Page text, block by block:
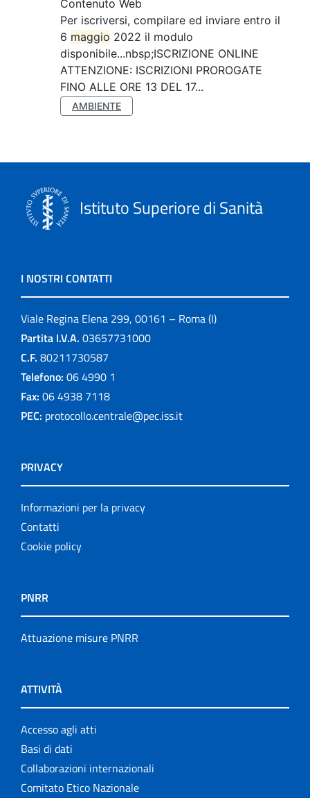
Contenuto Web
Per iscriversi, compilare ed inviare entro il
6 maggio 2022 il modulo
disponibile...nbsp;ISCRIZIONE ONLINE
ATTENZIONE: ISCRIZIONI PROROGATE
FINO ALLE ORE 13 DEL 17...
AMBIENTE
Istituto Superiore di Sanità
I NOSTRI CONTATTI
Viale Regina Elena 299, 00161 – Roma (I)
Partita I.V.A. 03657731000
C.F. 80211730587
Telefono: 06 4990 1
Fax: 06 4938 7118
PEC: protocollo.centrale@pec.iss.it
PRIVACY
Informazioni per la privacy
Contatti
Cookie policy
PNRR
Attuazione misure PNRR
ATTIVITÀ
Accesso agli atti
Basi di dati
Collaborazioni internazionali
Comitato Etico Nazionale